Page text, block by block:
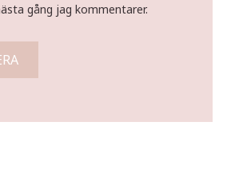
gång jag kommentarer.